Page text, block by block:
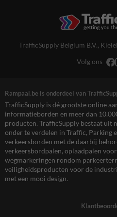
TrafficSupply Belgium B.V.,
Volg ons
Rampaal.be is onderdeel van
TrafficSupply is dé grootste online
informatieborden en meer dan
producten. TrafficSupply bestaat uit
onder te verdelen in Traffic, Parking
verkeersborden met de daarbij
verkeersbordpalen, oplaadpalen voor
wegmarkeringen rondom
veiligheidsproducten voor de
met een mooi design.